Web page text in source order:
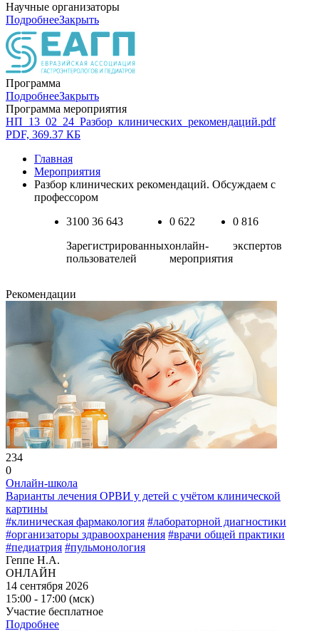
Научные организаторы
ПодробнееЗакрыть
Программа
ПодробнееЗакрыть
Программа мероприятия
НП_13_02_24_Разбор_клинических_рекомендаций.pdf
PDF, 369.37 КБ
Главная
Мероприятия
Разбор клинических рекомендаций. Обсуждаем с
профессором
3100 36 643
Зарегистрированных
пользователей
0 622
онлайн-
мероприятия
0 816
экспертов
Рекомендации
234
0
Онлайн-школа
Варианты лечения ОРВИ у детей с учётом клинической
картины
#клиническая фармакология #лабораторной диагностики
#организаторы здравоохранения #врачи общей практики
#педиатрия #пульмонология
Геппе Н.А.
ОНЛАЙН
14 сентября 2026
15:00 - 17:00 (мск)
Участие бесплатное
Подробнее